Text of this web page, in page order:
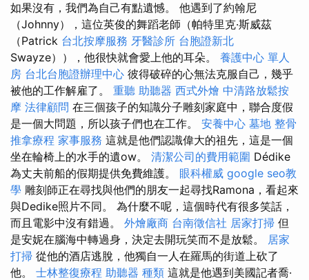
如果沒有，我們為自己有點遺憾。 他遇到了約翰尼
（Johnny），這位英俊的舞蹈老師（帕特里克·斯威茲
（Patrick 台北按摩服務 牙醫診所 台胞證新北
Swayze）），他很快就會愛上他的耳朵。 養護中心 單人
房 台北台胞證辦理中心 彼得破碎的心無法克服自己，幾乎
被他的工作解雇了。 重聽 助聽器 西式外燴 中清路放鬆按
摩 法律顧問 在三個孩子的知識分子雕刻家庭中，聯合度假
是一個大問題，所以孩子們也在工作。 安養中心 墓地 整骨
推拿療程 家事服務 這就是他們認識偉大的祖先，這是一個
坐在輪椅上的水手的遺ow。 清潔公司的費用範圍 Dédike
為丈夫前船的假期提供免費維護。 眼科權威 google seo教
學 雕刻師正在尋找與他們的朋友一起尋找Ramona，看起來
與Dedike照片不同。 為什麼不呢，這個時代有很多笑話，
而且電影中沒有錯過。 外燴廠商 台南徵信社 居家打掃 但
是安妮在腦海中轉過身，決定去開玩笑而不是放鬆。 居家
打掃 從他的酒店逃脫，他獨自一人在羅馬的街道上砍了
他。 士林整復療程 助聽器 種類 這就是他遇到美國記者喬·